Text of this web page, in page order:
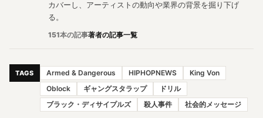
カバーし、アーティストの動向や業界の背景を掘り下げ
る。
151本の記事著者の記事一覧
TAGS Armed & Dangerous HIPHOPNEWS
King Von
Oblock
ギャングスタラップ
ドリル
ブラック・ディサイプルズ
殺人事件 社会的メッセージ